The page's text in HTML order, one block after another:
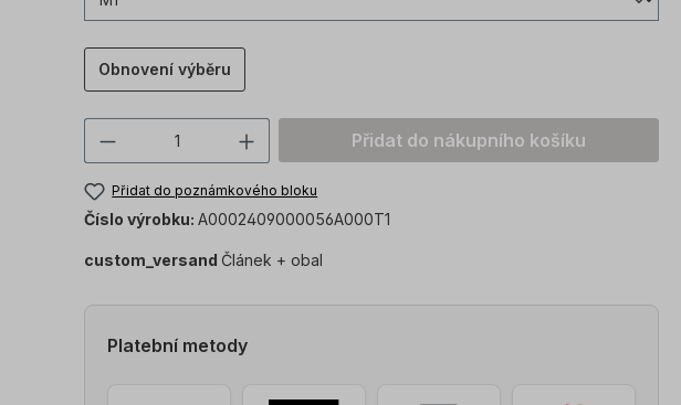
Obnovení výběru
Množství produktu: Zadejte požadovanou
Přidat do nákupního košíku
Přidat do poznámkového bloku
Číslo výrobku: A0002409000056A000T1
custom_versand Článek + obal
Platební metody